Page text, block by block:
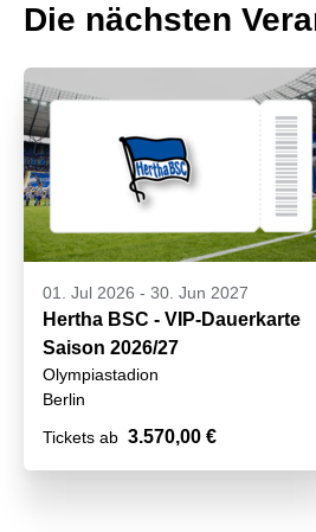
Die nächsten
01. Jul 2026 - 30. Jun 2027
Hertha BSC - VIP-Dauerkarte
Saison 2026/27
Olympiastadion
Berlin
Tickets ab 3.570,00 €